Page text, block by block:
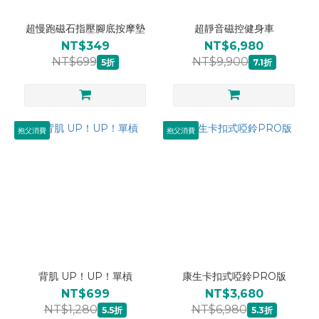
超慢跑磁石指壓腳底按摩墊
NT$349
NT$699 5折
超靜音磁控健身車
NT$6,980
NT$9,900 7.1折
抱父消費
背肌 UP！UP！單槓
NT$699
NT$1,280 5.5折
抱父消費
康生卡扣式啞鈴PRO版
NT$3,680
NT$6,980 5.3折